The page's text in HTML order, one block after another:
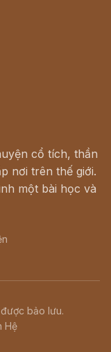
cổ tích, thần
nơi trên thế giới.
một bài học và
bảo lưu.
Hệ